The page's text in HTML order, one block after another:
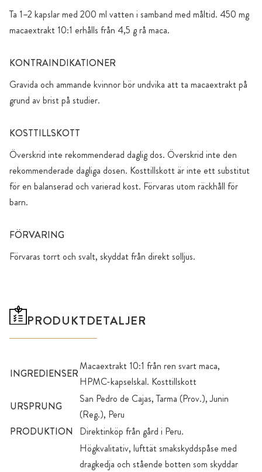
Ta 1–2 kapslar med 200 ml vatten i samband med måltid. 450 mg
macaextrakt 10:1 erhålls från 4,5 g rå maca.
KONTRAINDIKATIONER
Gravida och ammande kvinnor bör undvika att ta macaextrakt på
grund av brist på studier.
KOSTTILLSKOTT
Överskrid inte rekommenderad daglig dos. Överskrid inte den
rekommenderade dagliga dosen. Kosttillskott är inte ett substitut
för en balanserad och varierad kost. Förvaras utom räckhåll för
barn.
FÖRVARING
Förvaras torrt och svalt, skyddat från direkt solljus.
PRODUKTDETALJER
INGREDIENSER
Macaextrakt 10:1 från ren svart maca,
HPMC-kapselskal. Kosttillskott
URSPRUNG
San Pedro de Cajas, Tarma (Prov.), Junin
(Reg.), Peru
PRODUKTION
Direktinköp från gård i Peru.
Högkvalitativ, lufttät smakskyddspåse med
dragkedja och stående botten som skyddar